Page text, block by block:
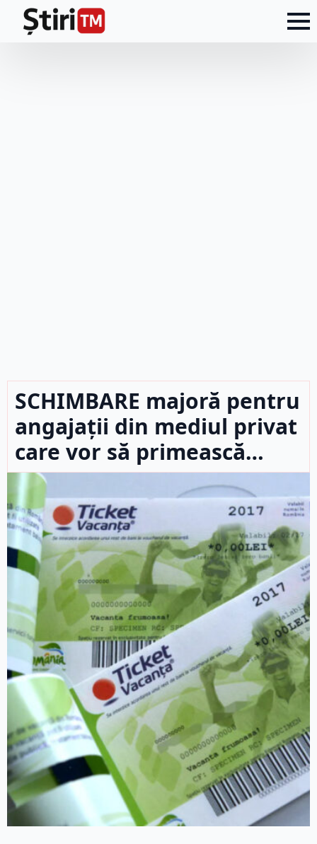
SCHIMBARE majoră pentru
angajații din mediul privat
care vor să primească…